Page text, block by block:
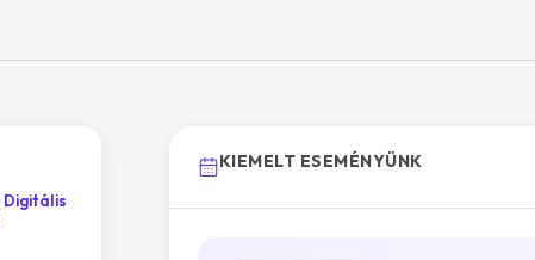
Digitális
KIEMELT ESEMÉNYÜNK